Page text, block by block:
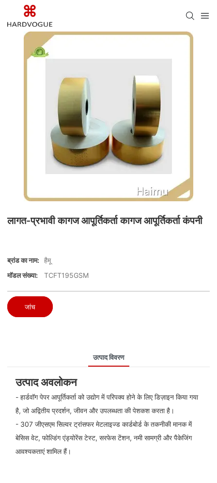
लागत-प्रभावी कागज आपूर्तिकर्ता कागज आपूर्तिकर्ता कंपनी
ब्रांड का नाम: हैमू
मॉडल संख्या:
TCFT195GSM
जांच
उत्पाद विवरण
उत्पाद अवलोकन
- हार्डवॉग पेपर आपूर्तिकर्ता को उद्योग में परिपक्व होने के लिए डिज़ाइन किया गया
है, जो अद्वितीय प्रदर्शन, जीवन और उपलब्धता की पेशकश करता है।
- 307 जीएसएम सिल्वर ट्रांसफर मेटलाइज्ड कार्डबोर्ड के तकनीकी मानक में
बेसिस वेट, फोल्डिंग एंड्योरेंस टेस्ट, सरफेस टेंशन, नमी सामग्री और पैकेजिंग
आवश्यकताएं शामिल हैं।